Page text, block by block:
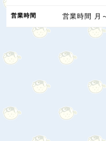
営業時間 営業時間 月